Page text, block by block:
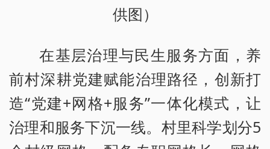
供图）
在基层治理与民生服务方面，养
前村深耕党建赋能治理路径，创新打
造“党建+网格+服务”一体化模式，让
治理和服务下沉一线。村里科学划分5